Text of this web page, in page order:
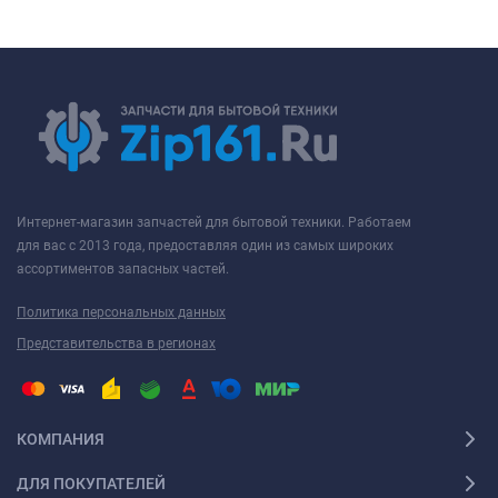
Интернет-магазин запчастей для бытовой техники. Работаем
для вас с 2013 года, предоставляя один из самых широких
ассортиментов запасных частей.
Политика персональных данных
Представительства в регионах
КОМПАНИЯ
ДЛЯ ПОКУПАТЕЛЕЙ